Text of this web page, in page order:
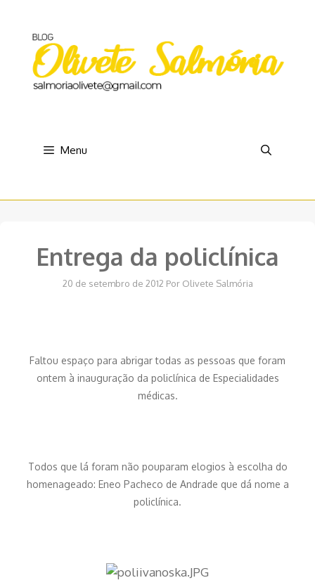
conteúdo
Menu
Entrega da policlínica
20 de setembro de 2012 Por Olivete Salmória
Faltou espaço para abrigar todas as pessoas que foram
ontem à inauguração da policlínica de Especialidades
médicas.
Todos que lá foram não pouparam elogios à escolha do
homenageado: Eneo Pacheco de Andrade que dá nome a
policlínica.